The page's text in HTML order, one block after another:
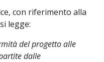
, con riferimento alla
si legge:
del progetto alle
dalle